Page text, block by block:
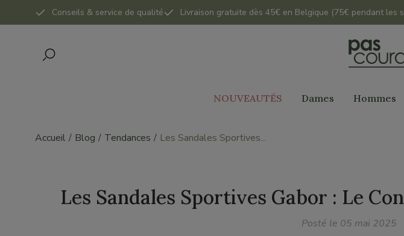
Conseils & service de qualité Livraison gratuite dès 45€ en Belgique (75€ pendant les
NOUVEAUTÉS Dames Hommes
Accueil Blog Tendances Les Sandales Sportives...
Les Sandales Sportives Gabor : Le
Posté le 05 mai 2025